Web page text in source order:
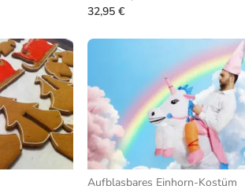
32,95 €
Aufblasbares Einhorn-Kostüm